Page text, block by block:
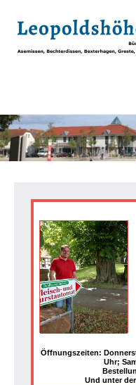
Inhalt
springen
Nachrichten
Asemissen,
Bechterdissen,
Bexterhagen,
Leopoldshöhe,
Nienhagen,
Schuckenbaum
Öffnungszeiten:
Uhr;
Und unter